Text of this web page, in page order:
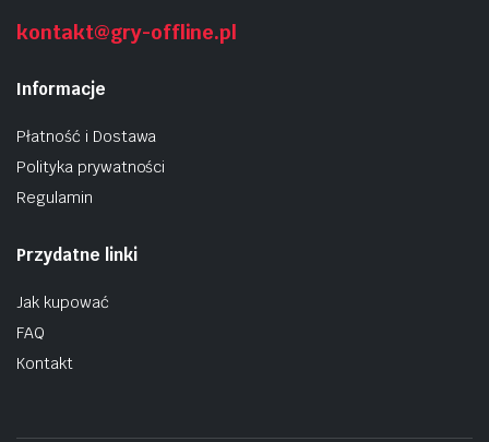
kontakt@gry-offline.pl
Informacje
Płatność i Dostawa
Polityka prywatności
Regulamin
Przydatne linki
Jak kupować
FAQ
Kontakt